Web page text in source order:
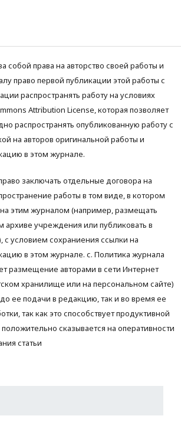
собой права на авторство своей работы и
право первой публикации этой работы с
распространять работу на условиях
Attribution License, которая позволяет
распространять опубликованную работу с
на авторов оригинальной работы и
в этом журнале.
заключать отдельные договора на
работы в том виде, в котором
этим журналом (например, размещать
архиве учреждения или публиковать в
с условием сохраниения ссылки на
в этом журнале. с. Политика журнала
размещение авторами в сети Интернет
хранилище или на персональном сайте)
ее подачи в редакцию, так и во время ее
так как это способствует продуктивной
сказывается на оперативности
статьи